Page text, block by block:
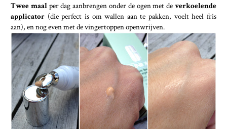
Twee maal per dag aanbrengen onder de ogen met de verkoelende
applicator (die perfect is om wallen aan te pakken, voelt heel fris
aan), en nog even met de vingertoppen openwrijven.